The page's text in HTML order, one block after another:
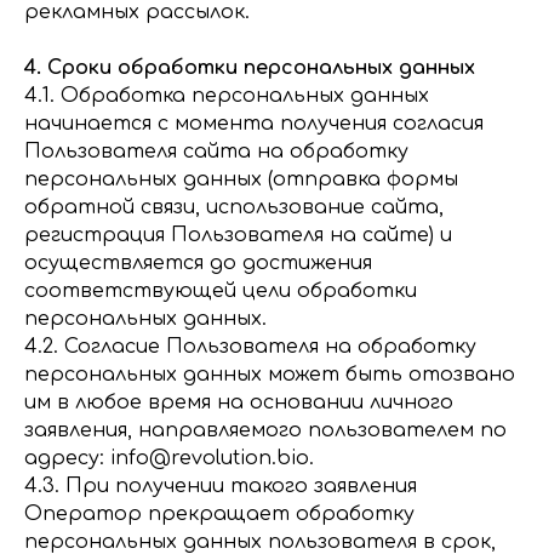
рекламных рассылок.
4. Сроки обработки персональных данных
4.1. Обработка персональных данных
начинается с момента получения согласия
Пользователя сайта на обработку
персональных данных (отправка формы
обратной связи, использование сайта,
регистрация Пользователя на сайте) и
осуществляется до достижения
соответствующей цели обработки
персональных данных.
4.2. Согласие Пользователя на обработку
персональных данных может быть отозвано
им в любое время на основании личного
заявления, направляемого пользователем по
адресу: info@revolution.bio.
4.3. При получении такого заявления
Оператор прекращает обработку
персональных данных пользователя в срок,